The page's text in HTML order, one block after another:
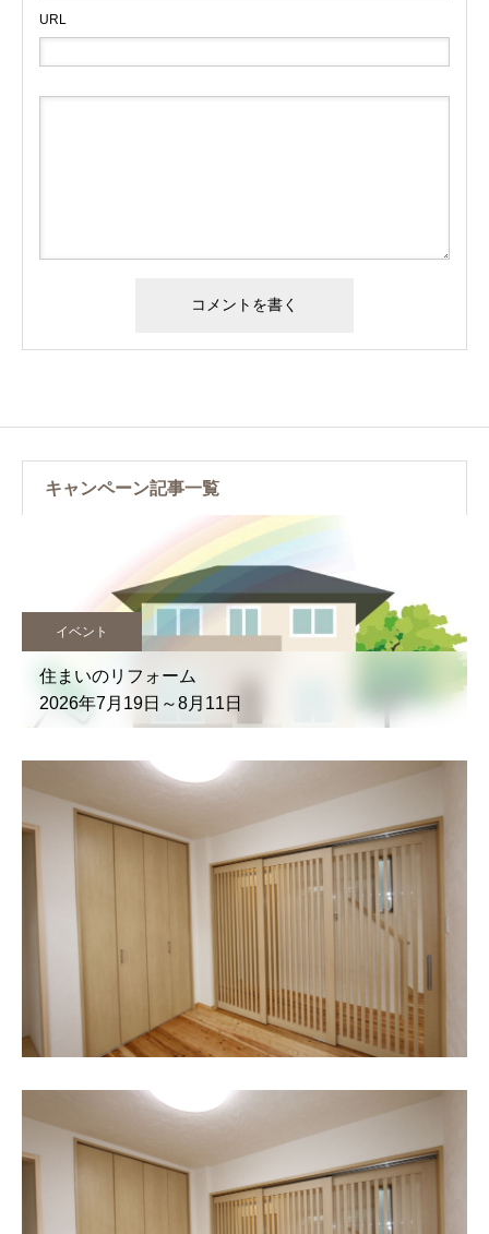
URL
キャンペーン記事一覧
イベント
住まいのリフォーム
2026年7月19日～8月11日